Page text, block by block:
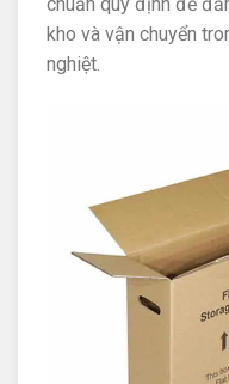
kho và vận chuyển
nghiệt.